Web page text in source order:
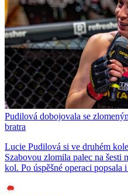
Pudilová dobojovala se
bratra
Lucie Pudilová si ve druhém
Szabovou zlomila palec na šesti
kol. Po úspěšné operaci popsala